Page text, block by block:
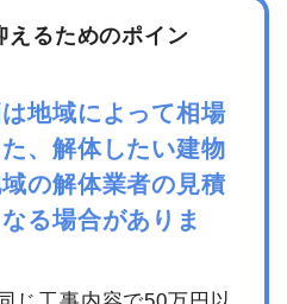
えるためのポイン
地域によって相場
、解体したい建物
の解体業者の見積
る場合がありま